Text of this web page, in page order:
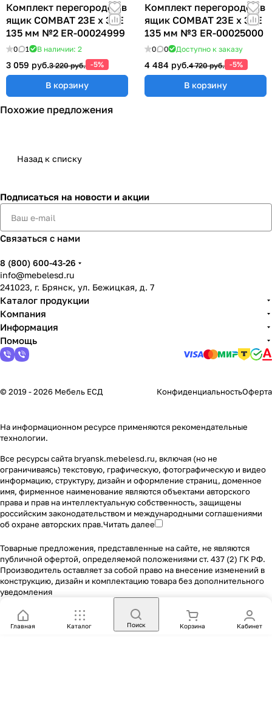
Комплект перегородок в
ящик COMBAT 23Е х 36Е
135 мм №2 ER-00024999
0 1 В наличии: 2
3 059 руб.3 220 руб. -5%
В корзину
Комплект перегородок в
ящик COMBAT 23Е х 36Е
135 мм №3 ER-00025000
0 0 Доступно к заказу
4 484 руб.4 720 руб. -5%
В корзину
Похожие предложения
Назад к списку
Подписаться на новости и акции
Связаться с нами
8 (800) 600-43-26
info@mebelesd.ru
241023, г. Брянск, ул. Бежицкая, д. 7
Каталог продукции
Компания
Информация
Помощь
© 2019 - 2026 Мебель ЕСД КонфиденциальностьОферта
На информационном ресурсе применяются рекомендательные
технологии.
Все ресурсы сайта bryansk.mebelesd.ru, включая (но не
ограничиваясь) текстовую, графическую, фотографическую и видео
информацию, структуру, дизайн и оформление страниц, доменное
имя, фирменное наименование являются объектами авторского
права и прав на интеллектуальную собственность, защищены
российским законодательством и международными соглашениями
об охране авторских прав.Читать далее
Товарные предложения, представленные на сайте, не являются
публичной офертой, определяемой положениями ст. 437 (2) ГК РФ.
Производитель оставляет за собой право на внесение изменений в
конструкцию, дизайн и комплектацию товара без дополнительного
уведомления
Главная Каталог Поиск Корзина Кабинет